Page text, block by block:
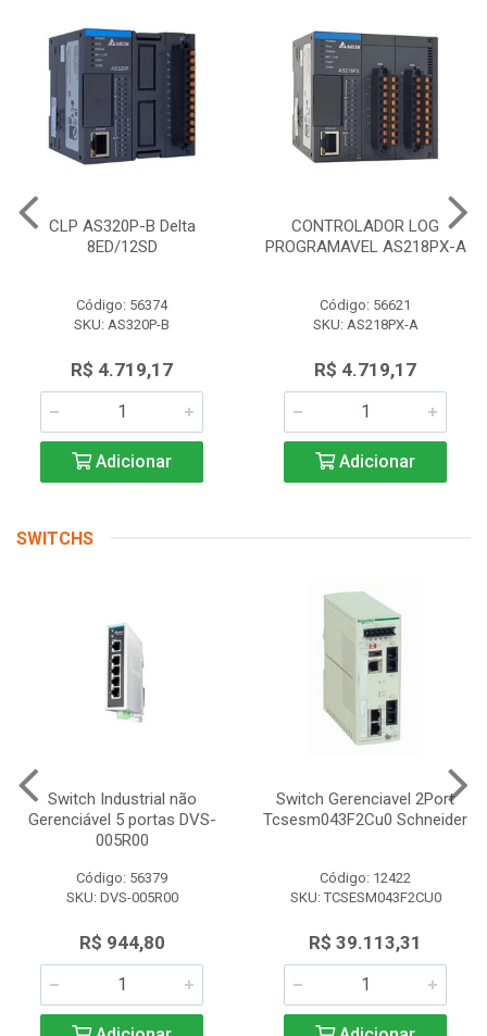
CLP AS320P-B Delta
8ED/12SD
Código: 56374
SKU: AS320P-B
R$ 4.719,17
Adicionar
CONTROLADOR LOG
PROGRAMAVEL AS218PX-A
Código: 56621
SKU: AS218PX-A
R$ 4.719,17
Adicionar
SWITCHS
Switch Industrial não
Gerenciável 5 portas DVS-
005R00
Código: 56379
SKU: DVS-005R00
R$ 944,80
Switch Gerenciavel 2Port
Tcsesm043F2Cu0 Schneider
Código: 12422
SKU: TCSESM043F2CU0
R$ 39.113,31